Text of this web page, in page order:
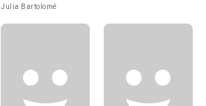
Julia Bartolomé